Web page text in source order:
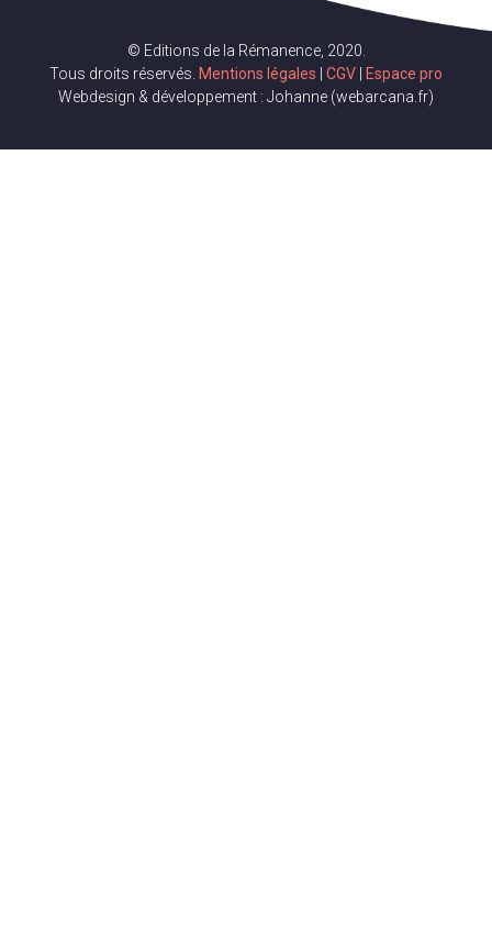
© Editions de la Rémanence, 2020.
Tous droits réservés. Mentions légales CGV
Espace pro
Webdesign & développement : Johanne (webarcana.fr)